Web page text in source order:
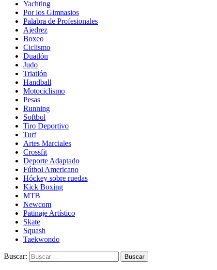
Yachting
Por los Gimnasios
Palabra de Profesionales
Ajedrez
Boxeo
Ciclismo
Duatlón
Judo
Triatlón
Handball
Motociclismo
Pesas
Running
Softbol
Tiro Deportivo
Turf
Artes Marciales
Crossfit
Deporte Adaptado
Fútbol Americano
Hóckey sobre ruedas
Kick Boxing
MTB
Newcom
Patinaje Artístico
Skate
Squash
Taekwondo
Buscar: